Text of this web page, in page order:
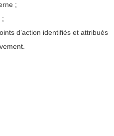
;
;
d’action identifiés et attribués